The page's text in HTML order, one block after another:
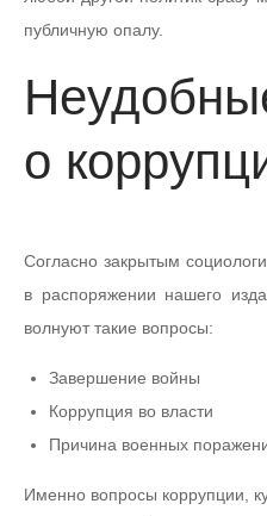
публичную опалу.
о
Согласно закрытым
в распоряжении нашего
волнуют такие вопросы:
Завершение войны
Коррупция во власти
Причина военных
Именно вопросы коррупции,